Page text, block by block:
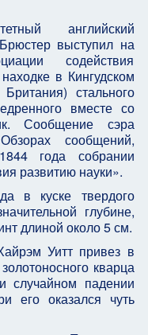
английский
выступил на
содействия
в Кингудском
стального
вместе со
Сообщение сэра
сообщений,
года собрании
развитию науки».
в куске твердого
глубине,
длиной около 5 см.
Уитт привез в
кварца
случайном падении
его оказался чуть